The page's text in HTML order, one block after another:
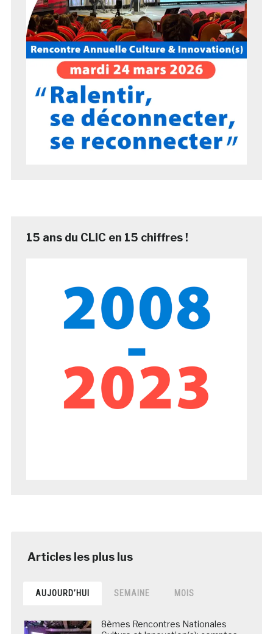
15 ans du CLIC en 15 chiffres !
AUJOURD’HUI SEMAINE MOIS
8èmes Rencontres Nationales